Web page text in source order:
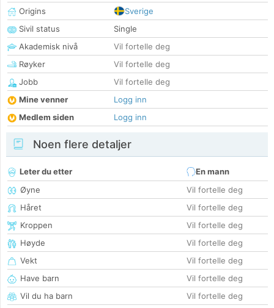
Origins
Sverige
Sivil status
Single
Akademisk nivå
Vil fortelle deg
Røyker
Vil fortelle deg
Jobb
Vil fortelle deg
Mine venner
Logg inn
Medlem siden
Logg inn
Noen flere detaljer
Leter du etter
En mann
Øyne
Vil fortelle deg
Håret
Vil fortelle deg
Kroppen
Vil fortelle deg
Høyde
Vil fortelle deg
Vekt
Vil fortelle deg
Have barn
Vil fortelle deg
Vil du ha barn
Vil fortelle deg